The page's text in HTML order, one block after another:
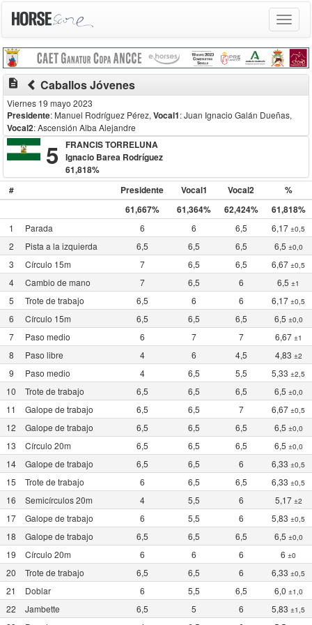
Toggle
description Caballos Jóvenes
Viernes 19 mayo 2023
Presidente: Manuel Rodríguez Pérez, Vocal1: Juan Ignacio Galán Dueñas,
Vocal2: Ascensión Alba Alejandre
5
FRANCIS TORRELUNA
Ignacio Barea Rodríguez
61,818%
#
Presidente Vocal1 Vocal2
%
61,667%
61,364% 62,424% 61,818%
1 Parada 6 6 6,5 6,17 ±0,5
2 Pista a la izquierda 6,5 6,5 6,5 6,5 ±0,0
3 Círculo 15m 7 6,5 6,5 6,67 ±0,5
4 Cambio de mano 7 6,5 6 6,5 ±1
5 Trote de trabajo 6,5 6 6 6,17 ±0,5
6 Círculo 15m 6,5 6,5 6,5 6,5 ±0,0
7 Paso medio 6 7 7 6,67 ±1
8 Paso libre 4 6 4,5 4,83 ±2
9 Paso medio 4 6,5 5,5 5,33 ±2,5
10 Trote de trabajo 6,5 6,5 6,5 6,5 ±0,0
11 Galope de trabajo 6,5 6,5 7 6,67 ±0,5
12 Galope de trabajo 6,5 6,5 6,5 6,5 ±0,0
13 Círculo 20m 6,5 6,5 6,5 6,5 ±0,0
14 Galope de trabajo 6,5 6,5 6 6,33 ±0,5
15 Trote de trabajo 6 6,5 6,5 6,33 ±0,5
16 Semicírculos 20m 4 5,5 6 5,17 ±2
17 Galope de trabajo 6 5,5 6 5,83 ±0,5
18 Galope de trabajo 6,5 6,5 6,5 6,5 ±0,0
19 Círculo 20m 6 6 6 6 ±0
20 Trote de trabajo 6,5 6,5 6 6,33 ±0,5
21 Doblar 6 5,5 6,5 6,0 ±1,0
22 Jambette 6,5 5 6 5,83 ±1,5